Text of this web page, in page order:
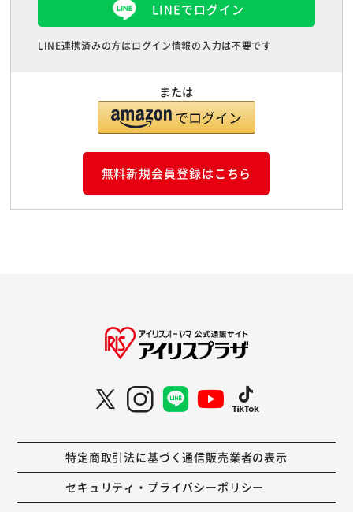
LINEでログイン
LINE連携済みの方はログイン情報の入力は不要です
または
無料新規会員登録はこちら
特定商取引法に基づく通信販売業者の表示
セキュリティ・プライバシーポリシー